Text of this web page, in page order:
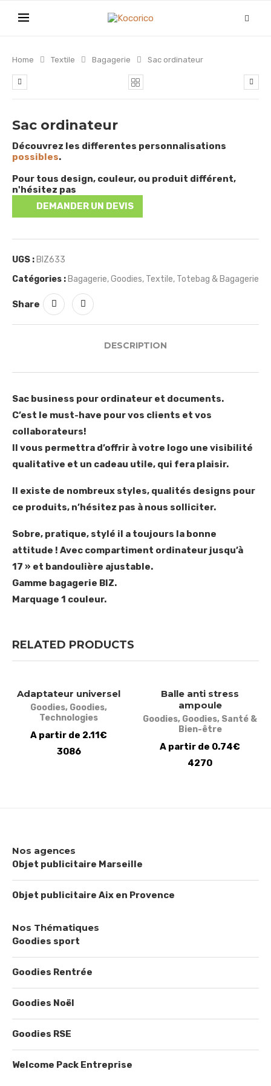
Home Textile Bagagerie Sac ordinateur
Sac ordinateur
Découvrez les differentes personnalisations
possibles.
Pour tous design, couleur, ou produit différent,
n'hésitez pas
DEMANDER UN DEVIS
UGS : BIZ633
Catégories : Bagagerie,Goodies, Textile, Totebag & Bagagerie
Share
DESCRIPTION
Sac business pour ordinateur et documents.
C’est le must-have pour vos clients et vos
collaborateurs!
Il vous permettra d’offrir à votre logo une visibilité
qualitative et un cadeau utile, qui fera plaisir.
Il existe de nombreux styles, qualités designs pour
ce produits, n’hésitez pas à nous solliciter.
Sobre, pratique, stylé il a toujours la bonne
attitude ! Avec compartiment ordinateur jusqu’à
17 » et bandoulière ajustable.
Gamme bagagerie BIZ.
Marquage 1 couleur.
RELATED PRODUCTS
Adaptateur universel
Goodies, Goodies,
Technologies
A partir de 2.11€
3086
Balle anti stress
ampoule
Goodies, Goodies, Santé &
Bien-être
A partir de 0.74€
4270
Nos agences
Objet publicitaire Marseille
Objet publicitaire Aix en Provence
Nos Thématiques
Goodies sport
Goodies Rentrée
Goodies Noël
Goodies RSE
Welcome Pack Entreprise